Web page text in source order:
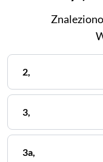
Znaleziono
2,
3,
3a,